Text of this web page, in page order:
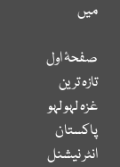
میں
صفحۂ اول
تازہ ترین
غزہ لہو لہو
پاکستان
انٹر نیشنل